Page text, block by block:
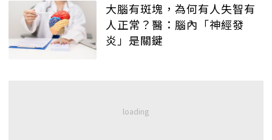
大腦有斑塊，為何有人失智有
人正常？醫：腦內「神經發
炎」是關鍵